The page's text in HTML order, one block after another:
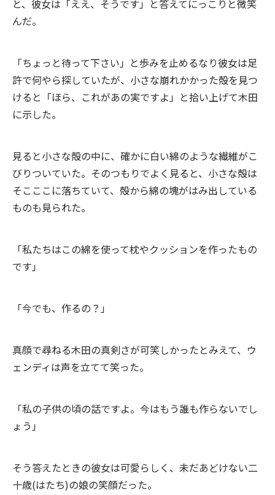
と、彼女は「ええ、そうです」と答えてにっこりと微笑
んだ。
「ちょっと待って下さい」と歩みを止めるなり彼女は足
許で何やら探していたが、小さな崩れかかった殻を見つ
けると「ほら、これがあの実ですよ」と拾い上げて木田
に示した。
見ると小さな殻の中に、確かに白い綿のような繊維がこ
びりついていた。そのつもりでよく見ると、小さな殻は
そこここに落ちていて、殻から綿の塊がはみ出している
ものも見られた。
「私たちはこの綿を使って枕やクッションを作ったもの
です」
「今でも、作るの？」
真顔で尋ねる木田の真剣さが可笑しかったとみえて、ウ
ェンディは声を立てて笑った。
「私の子供の頃の話ですよ。今はもう誰も作らないでし
ょう」
そう答えたときの彼女は可愛らしく、未だあどけない二
十歳(はたち)の娘の笑顔だった。